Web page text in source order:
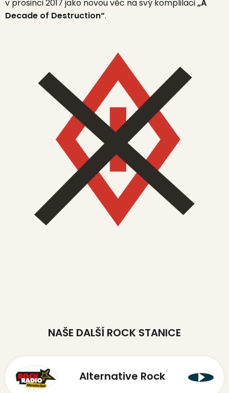
v prosinci 2017 jako novou věc na svý komplilaci„A
Decade of Destruction“.
NAŠE DALŠÍ ROCK STANICE
Alternative Rock